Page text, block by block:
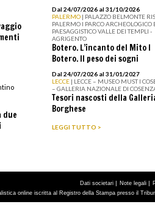
due
Dal 24/07/2026 al 31/10/2026
PALERMO | PALAZZO BELMONTE
PALERMO I PARCO ARCHEOLOGICO
PAESAGGISTICO VALLE DEI TEMPLI -
AGRIGENTO
Botero. L’incanto del Mito I
Botero. Il peso dei sogni
Dal 24/07/2026 al 31/01/2027
LECCE | LECCE – MUSEO MUST I
– GALLERIA NAZIONALE DI
Tesori nascosti della
Borghese
LEGGI TUTTO >
Dati societari | Note legali |
online iscritta al Registro della Stampa presso il